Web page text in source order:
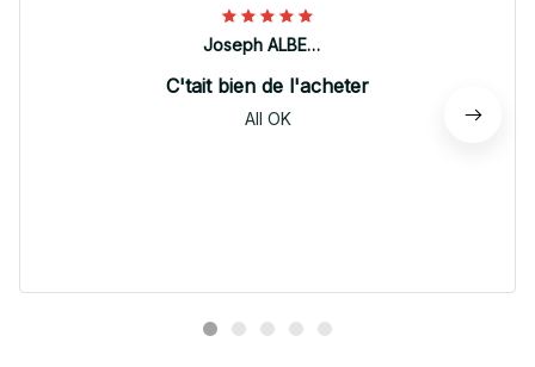
Joseph ALBERTINI
C'tait bien de l'acheter
All OK